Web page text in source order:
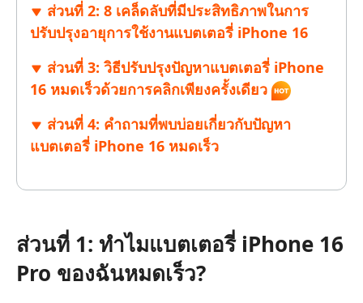
ส่วนที่ 2: 8 เคล็ดลับที่มีประสิทธิภาพในการ
ปรับปรุงอายุการใช้งานแบตเตอรี่ iPhone 16
ส่วนที่ 3: วิธีปรับปรุงปัญหาแบตเตอรี่ iPhone
16 หมดเร็วด้วยการคลิกเพียงครั้งเดียว
ส่วนที่ 4: คำถามที่พบบ่อยเกี่ยวกับปัญหา
แบตเตอรี่ iPhone 16 หมดเร็ว
ส่วนที่ 1: ทำไมแบตเตอรี่ iPhone 16
Pro ของฉันหมดเร็ว?